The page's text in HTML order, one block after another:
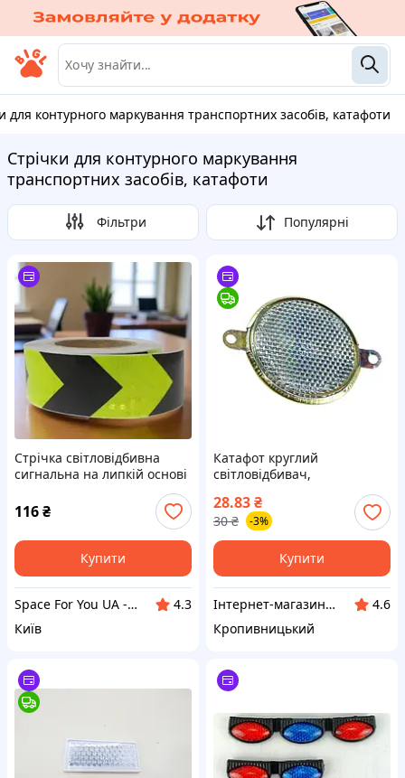
для контурного маркування транспортних засобів, катафоти
Стрічки для контурного маркування
транспортних засобів, катафоти
Фільтри Популярні
Стрічка світловідбивна
сигнальна на липкій основі
116₴
Купити
Space For You UA - STORE
4.3
Київ
Катафот круглий
світловідбивач,
універсальний, білий OEM
ФП315 (вир-во Завод
Тайвань) ВС ПД 20578
28.83₴
30 ₴ -3%
Купити
Інтернет-магазин "Запчастинки"
4.6
Кропивницький